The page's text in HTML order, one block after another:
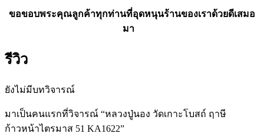
ขอขอบพระคุณลูกค้าทุกท่านที่อุดหนุนร้านของเราด้วยดีเสมอ
มา
รีวิว
ยังไม่มีบทวิจารณ์
มาเป็นคนแรกที่วิจารณ์ “หลวงปู่นอง วัดเกาะโบสถ์ ฤาษี
ก้าวหน้าไตรมาส 51 KA1622”